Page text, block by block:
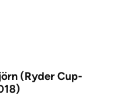
(Ryder Cup-